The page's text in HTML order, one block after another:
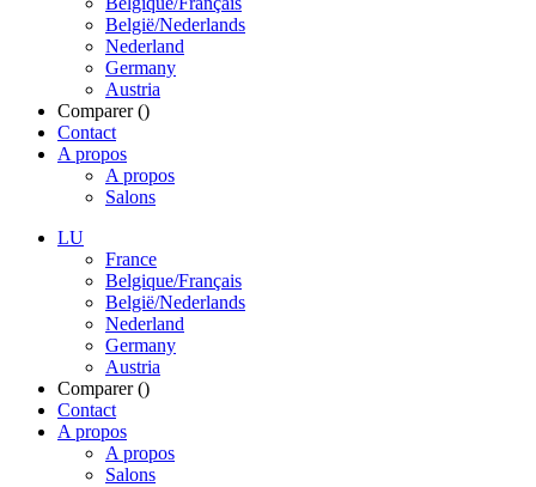
België/Nederlands
Nederland
Germany
Austria
Comparer ()
Contact
A propos
A propos
Salons
LU
France
Belgique/Français
België/Nederlands
Nederland
Germany
Austria
Comparer ()
Contact
A propos
A propos
Salons